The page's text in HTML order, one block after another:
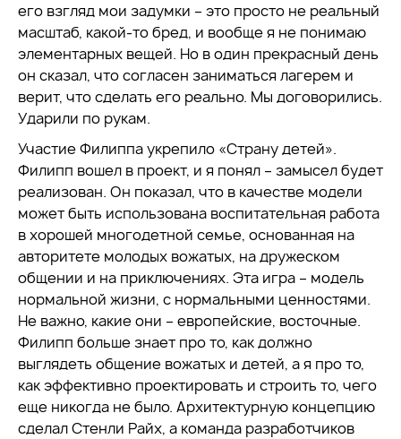
его взгляд мои задумки – это просто не реальный
масштаб, какой-то бред, и вообще я не понимаю
элементарных вещей. Но в один прекрасный день
он сказал, что согласен заниматься лагерем и
верит, что сделать его реально. Мы договорились.
Ударили по рукам.
Участие Филиппа укрепило «Страну детей».
Филипп вошел в проект, и я понял – замысел будет
реализован. Он показал, что в качестве модели
может быть использована воспитательная работа
в хорошей многодетной семье, основанная на
авторитете молодых вожатых, на дружеском
общении и на приключениях. Эта игра – модель
нормальной жизни, с нормальными ценностями.
Не важно, какие они – европейские, восточные.
Филипп больше знает про то, как должно
выглядеть общение вожатых и детей, а я про то,
как эффективно проектировать и строить то, чего
еще никогда не было. Архитектурную концепцию
сделал Стенли Райх, а команда разработчиков